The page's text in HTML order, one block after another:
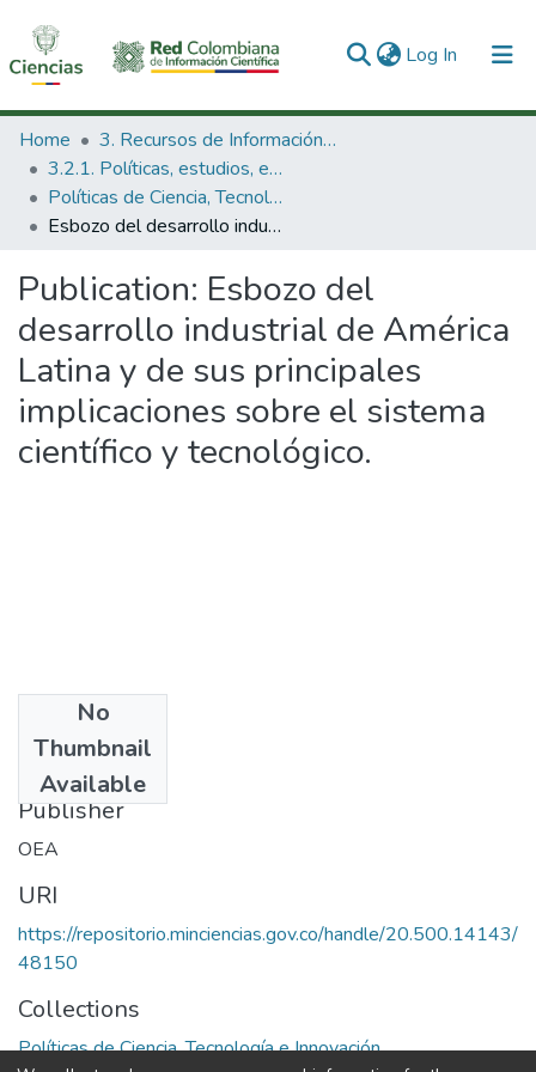
Log In (current)
Communities & Collections
All of DSpace
Statistics
Home
3. Recursos de Información Científica y Tecnológica
3.2.1. Políticas, estudios, evaluaciones e indicadores de CTeI
Políticas de Ciencia, Tecnología e Innovación
Esbozo del desarrollo industrial de América Latina y de sus principales implicaciones sobre el sistema científico y tecnológico.
Publication: Esbozo del
desarrollo industrial de América
Latina y de sus principales
implicaciones sobre el sistema
científico y tecnológico.
No
Thumbnail
Available
1972
Publisher
OEA
URI
https://repositorio.minciencias.gov.co/handle/20.500.14143/
48150
Collections
Políticas de Ciencia, Tecnología e Innovación